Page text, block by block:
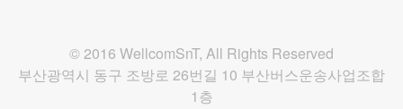
© 2016 WellcomSnT, All Rights Reserved
부산광역시 동구 조방로 26번길 10 부산버스운송사업조합
1층